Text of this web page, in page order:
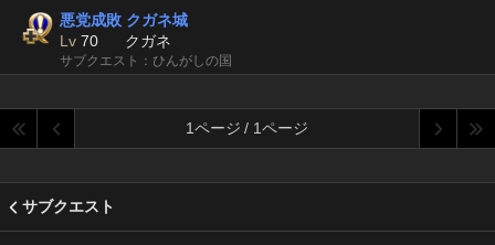
悪党成敗 クガネ城
Lv 70 クガネ
サブクエスト：ひんがしの国
1ページ / 1ページ
サブクエスト